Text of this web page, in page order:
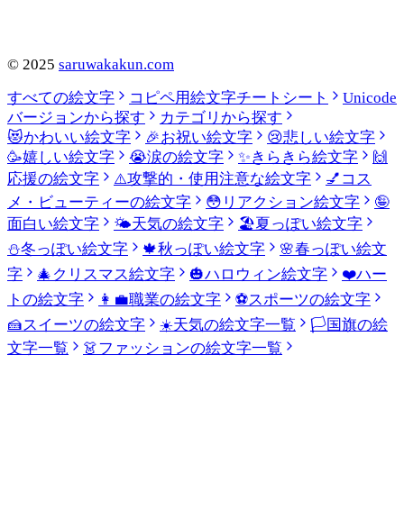
© 2025 saruwakakun.com
すべての絵文字
コピペ用絵文字チートシート
Unicode
バージョンから探す
カテゴリから探す
😻かわいい絵文字 🎉お祝い絵文字 😢悲しい絵文字
🥳嬉しい絵文字 😭涙の絵文字 ✨きらきら絵文字
🙌
応援の絵文字
⚠️攻撃的・使用注意な絵文字 💅 コス
メ・ビューティーの絵文字
😳 リアクション絵文字
🤪
面白い絵文字
🌤️天気の絵文字 🏖️夏っぽい絵文字
⛄冬っぽい絵文字 🍁秋っぽい絵文字 🌸春っぽい絵文
字
🎄 クリスマス絵文字 🎃ハロウィン絵文字 ❤️ハー
トの絵文字
👩‍💼職業の絵文字 ⚽スポーツの絵文字
🍰スイーツの絵文字 ☀️天気の絵文字一覧 🏳️国旗の絵
文字一覧
👗ファッションの絵文字一覧